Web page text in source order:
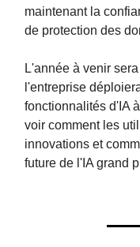
maintenant la
de protection des
L'année à venir
l'entreprise
fonctionnalités d'IA
voir comment les
innovations et
future de l'IA grand